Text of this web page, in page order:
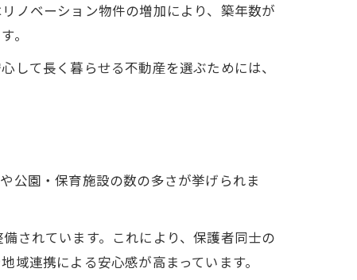
ノベーション物件の増加により、築年数が
。
て長く暮らせる不動産を選ぶためには、
公園・保育施設の数の多さが挙げられま
されています。これにより、保護者同士の
連携による安心感が高まっています。